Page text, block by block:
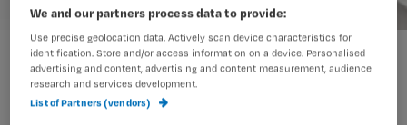
VUmc start interne site over beroepsgeheim
We and our partners process data to provide:
Use precise geolocation data. Actively scan device characteristics for
identification. Store and/or access information on a device. Personalised
advertising and content, advertising and content measurement, audience
research and services development.
List of Partners (vendors)